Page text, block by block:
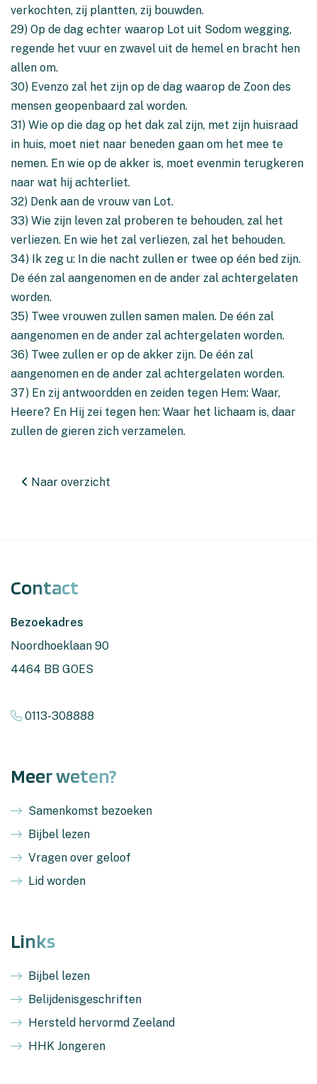
verkochten, zij plantten, zij bouwden.
29) Op de dag echter waarop Lot uit Sodom wegging,
regende het vuur en zwavel uit de hemel en bracht hen
allen om.
30) Evenzo zal het zijn op de dag waarop de Zoon des
mensen geopenbaard zal worden.
31) Wie op die dag op het dak zal zijn, met zijn huisraad
in huis, moet niet naar beneden gaan om het mee te
nemen. En wie op de akker is, moet evenmin terugkeren
naar wat hij achterliet.
32) Denk aan de vrouw van Lot.
33) Wie zijn leven zal proberen te behouden, zal het
verliezen. En wie het zal verliezen, zal het behouden.
34) Ik zeg u: In die nacht zullen er twee op één bed zijn.
De één zal aangenomen en de ander zal achtergelaten
worden.
35) Twee vrouwen zullen samen malen. De één zal
aangenomen en de ander zal achtergelaten worden.
36) Twee zullen er op de akker zijn. De één zal
aangenomen en de ander zal achtergelaten worden.
37) En zij antwoordden en zeiden tegen Hem: Waar,
Heere? En Hij zei tegen hen: Waar het lichaam is, daar
zullen de gieren zich verzamelen.
Naar overzicht
Contact
Bezoekadres
Noordhoeklaan 90
4464 BB GOES
0113-308888
Meer weten?
Samenkomst bezoeken
Bijbel lezen
Vragen over geloof
Lid worden
Links
Bijbel lezen
Belijdenisgeschriften
Hersteld hervormd Zeeland
HHK Jongeren